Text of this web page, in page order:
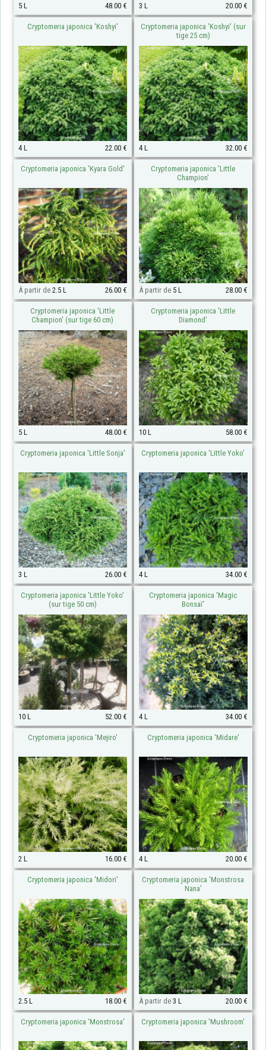
5 L 48.00 € 3 L 20.00 €
Cryptomeria japonica 'Koshyi'
4 L 22.00 €
Cryptomeria japonica 'Koshyi' (sur
tige 25 cm)
4 L 32.00 €
Cryptomeria japonica 'Kyara Gold'
À partir de 2.5 L 26.00 €
Cryptomeria japonica 'Little
Champion'
À partir de5 L 28.00 €
Cryptomeria japonica 'Little
Champion' (sur tige 60 cm)
5 L 48.00 €
Cryptomeria japonica 'Little
Diamond'
10 L 58.00 €
Cryptomeria japonica 'Little Sonja'
3 L 26.00 €
Cryptomeria japonica 'Little Yoko'
4 L 34.00 €
Cryptomeria japonica 'Little Yoko'
(sur tige 50 cm)
10 L 52.00 €
Cryptomeria japonica 'Magic
Bonsaï'
4 L 34.00 €
Cryptomeria japonica 'Mejiro'
2 L 16.00 €
Cryptomeria japonica 'Midare'
4 L 20.00 €
Cryptomeria japonica 'Midori'
2.5 L 18.00 €
Cryptomeria japonica 'Monstrosa
Nana'
À partir de3 L 20.00 €
Cryptomeria japonica 'Monstrosa' Cryptomeria japonica 'Mushroom'